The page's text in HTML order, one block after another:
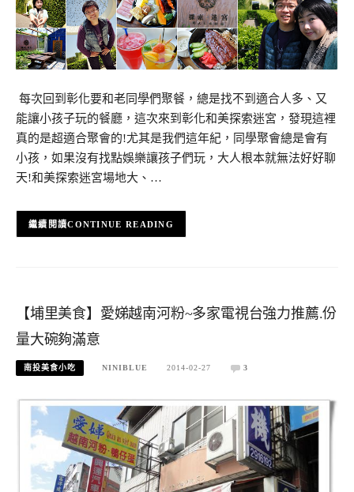
每次回到彰化要和老同學們聚餐，總是找不到適合人多、又
能讓小孩子玩的餐廳，這次來到彰化和美探索迷宮，發現這裡
真的是超適合聚會的!尤其是我們這年紀，同學聚會總是會有
小孩，如果沒有找點娛樂讓孩子們玩，大人根本就無法好好聊
天!和美探索迷宮場地大、…
CONTINUE READING
【埔里美食】愛娣越南河粉~多家電視台強力推薦.份
量大碗夠滿意
南投美食小吃 NINIBLUE 2014-02-27 3